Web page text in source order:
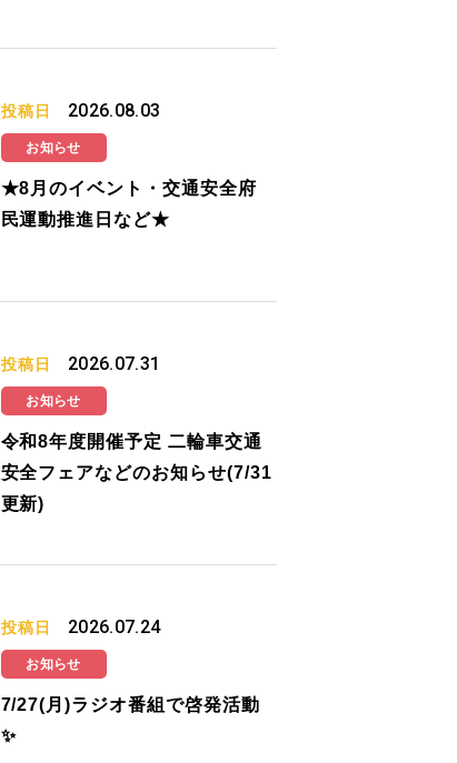
投稿日 2026.08.03
お知らせ
★8月のイベント・交通安全府
民運動推進日など★
投稿日 2026.07.31
お知らせ
令和8年度開催予定 二輪車交通
安全フェアなどのお知らせ(7/31
更新)
投稿日 2026.07.24
お知らせ
7/27(月)ラジオ番組で啓発活動
✨